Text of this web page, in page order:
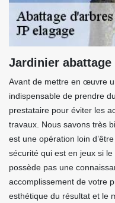
Jardinier abattage
Avant de mettre en œuvre
indispensable de prendre
prestataire pour éviter les
travaux. Nous savons très
est une opération loin
sécurité qui est en jeux si
possède pas une
accomplissement de votre
esthétique du résultat et le